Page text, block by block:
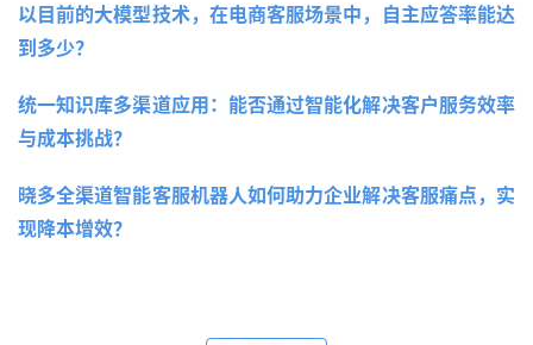
以目前的大模型技术，在电商客服场景中，自主应答率能达
到多少？
统一知识库多渠道应用：能否通过智能化解决客户服务效率
与成本挑战？
晓多全渠道智能客服机器人如何助力企业解决客服痛点，实
现降本增效？